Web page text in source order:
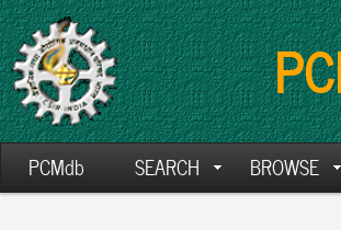
PCMdb SEARCH BROWSE